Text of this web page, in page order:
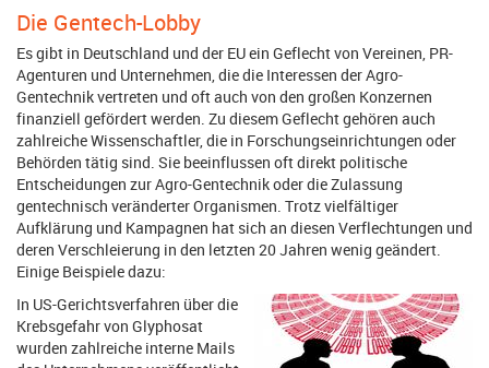
Die Gentech-Lobby
Es gibt in Deutschland und der EU ein Geflecht von Vereinen, PR-
Agenturen und Unternehmen, die die Interessen der Agro-
Gentechnik vertreten und oft auch von den großen Konzernen
finanziell gefördert werden. Zu diesem Geflecht gehören auch
zahlreiche Wissenschaftler, die in Forschungseinrichtungen oder
Behörden tätig sind. Sie beeinflussen oft direkt politische
Entscheidungen zur Agro-Gentechnik oder die Zulassung
gentechnisch veränderter Organismen. Trotz vielfältiger
Aufklärung und Kampagnen hat sich an diesen Verflechtungen und
deren Verschleierung in den letzten 20 Jahren wenig geändert.
Einige Beispiele dazu:
In US-Gerichtsverfahren über die
Krebsgefahr von Glyphosat
wurden zahlreiche interne Mails